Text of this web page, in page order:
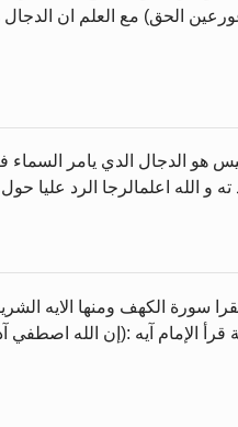
الحق) مع العلم ان
هو الدجال الدي يامر السماء
الله اعلمالرجا الرد عليا حول
سورة الكهف ومنها الايه
قرأ الإمام آيه :(إن الله اصطفي